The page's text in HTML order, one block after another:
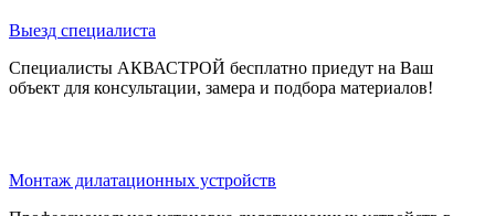
Выезд специалиста
Специалисты АКВАСТРОЙ бесплатно приедут на Ваш
объект для консультации, замера и подбора материалов!
Монтаж дилатационных устройств